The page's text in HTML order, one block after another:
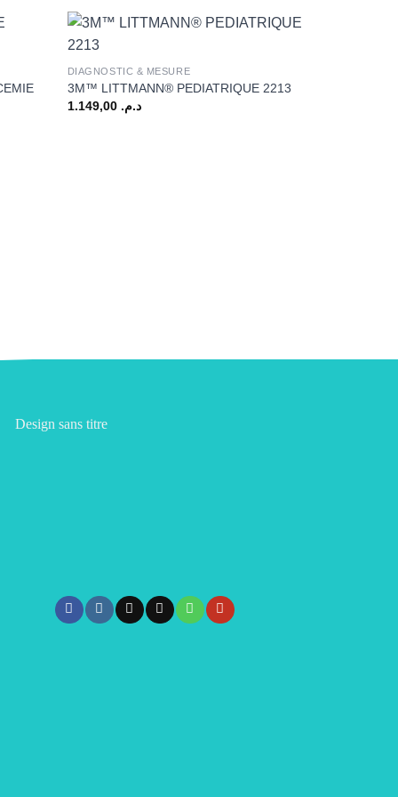
+
DIAGNOSTIC & MESURE
3M™ LITTMANN® PEDIATRIQUE 2213
د.م. 1.149,00